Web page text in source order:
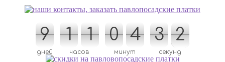
9
9
дней
1
1 1
1
часов
0
0 4
4
минут
3
3 3
2
2
3
секунд